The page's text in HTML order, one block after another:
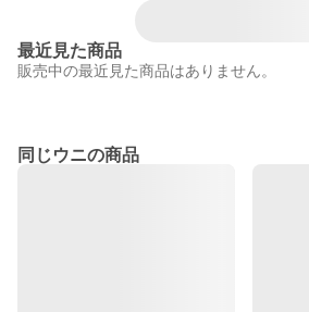
最近見た商品
販売中の最近見た商品はありません。
同じウニの商品